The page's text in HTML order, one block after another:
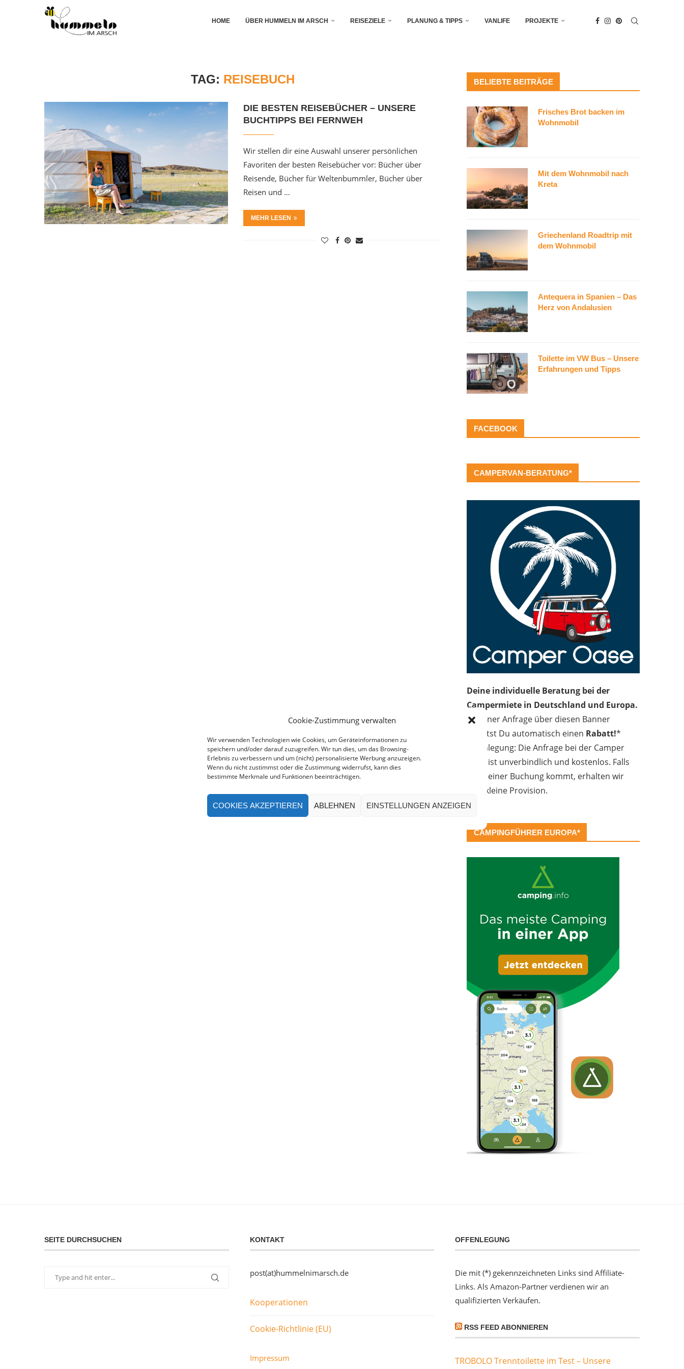
Cookie-Zustimmung verwalten
Wir verwenden Technologien wie Cookies, um Geräteinformationen zu
speichern und/oder darauf zuzugreifen. Wir tun dies, um das Browsing-
Erlebnis zu verbessern und um (nicht) personalisierte Werbung anzuzeigen.
Wenn du nicht zustimmst oder die Zustimmung widerrufst, kann dies
bestimmte Merkmale und Funktionen beeinträchtigen.
COOKIES AKZEPTIEREN ABLEHNEN EINSTELLUNGEN ANZEIGEN
HOME ÜBER HUMMELN IM ARSCH REISEZIELE PLANUNG & TIPPS VANLIFE PROJEKTE
TAG: REISEBUCH
DIE BESTEN REISEBÜCHER – UNSERE
BUCHTIPPS BEI FERNWEH
Wir stellen dir eine Auswahl unserer persönlichen
Favoriten der besten Reisebücher vor: Bücher über
Reisende, Bücher für Weltenbummler, Bücher über
Reisen und …
MEHR LESEN
BELIEBTE BEITRÄGE
Frisches Brot backen im
Wohnmobil
Mit dem Wohnmobil nach
Kreta
Griechenland Roadtrip mit
dem Wohnmobil
Antequera in Spanien – Das
Herz von Andalusien
Toilette im VW Bus – Unsere
Erfahrungen und Tipps
FACEBOOK
CAMPERVAN-BERATUNG*
Deine individuelle Beratung bei der
Campermiete in Deutschland und Europa.
Bei einer Anfrage über diesen Banner
erhältst Du automatisch einen Rabatt!*
Offenlegung: Die Anfrage bei der Camper
Oase ist unverbindlich und kostenlos. Falls
es zu einer Buchung kommt, erhalten wir
eine kleine Provision.
CAMPINGFÜHRER EUROPA*
SEITE DURCHSUCHEN KONTAKT
post(at)hummelnimarsch.de
Kooperationen
Cookie-Richtlinie (EU)
Impressum
OFFENLEGUNG
Die mit (*) gekennzeichneten Links sind Affiliate-
Links. Als Amazon-Partner verdienen wir an
qualifizierten Verkäufen.
RSS FEED ABONNIEREN
TROBOLO Trenntoilette im Test – Unsere